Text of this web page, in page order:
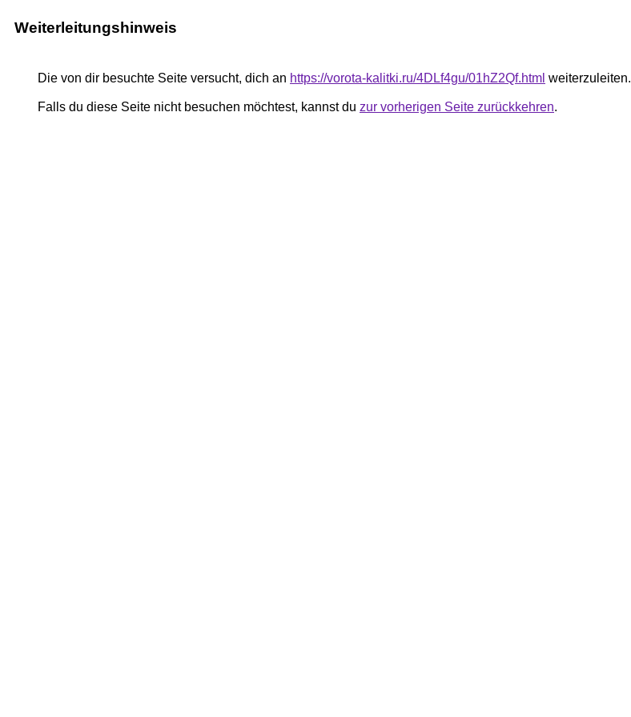
Weiterleitungshinweis
Die von dir besuchte Seite versucht, dich an https://vorota-kalitki.ru/4DLf4gu/01hZ2Qf.html weiterzuleiten.
Falls du diese Seite nicht besuchen möchtest, kannst du zur vorherigen Seite zurückkehren.